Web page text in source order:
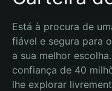
Está à procura de
fiável e segura para
a sua melhor
confiança de 40
lhe explorar